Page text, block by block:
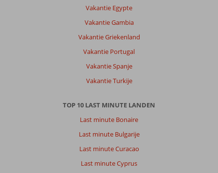
Vakantie Egypte
Vakantie Gambia
Vakantie Griekenland
Vakantie Portugal
Vakantie Spanje
Vakantie Turkije
TOP 10 LAST MINUTE LANDEN
Last minute Bonaire
Last minute Bulgarije
Last minute Curacao
Last minute Cyprus